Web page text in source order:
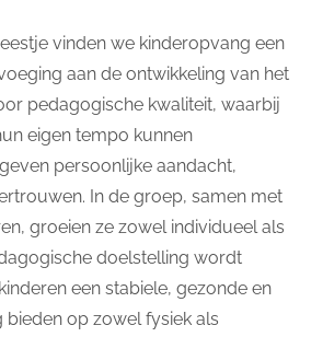
vinden we kinderopvang een
aan de ontwikkeling van het
pedagogische kwaliteit, waarbij
eigen tempo kunnen
persoonlijke aandacht,
In de groep, samen met
groeien ze zowel individueel als
doelstelling wordt
een stabiele, gezonde en
op zowel fysiek als